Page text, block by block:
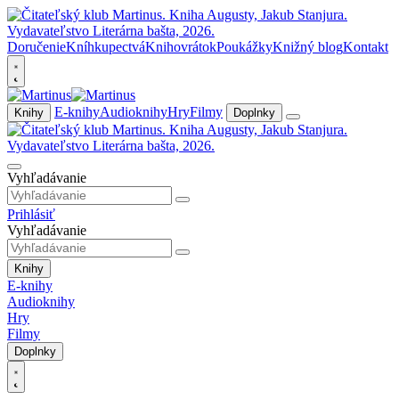
DoručenieKníhkupectváKnihovrátokPoukážkyKnižný blogKontakt
Knihy E-knihyAudioknihyHryFilmy Doplnky
Vyhľadávanie
Prihlásiť
Vyhľadávanie
Knihy
E-knihy
Audioknihy
Hry
Filmy
Doplnky